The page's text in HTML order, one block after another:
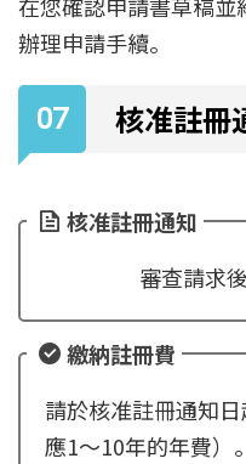
在您確認申請書草稿
辦理申請手續。
核准註冊
核准註冊通知
審查請求
繳納註冊費
請於核准註冊通知
應1～10年的年費）。